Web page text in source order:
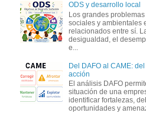
ODS y desarrollo local
Los grandes
sociales y ambientales
relacionados entre sí.
desigualdad, el
e...
Del DAFO al CAME:
acción
El análisis DAFO
situación de una
identificar fortalezas,
oportunidades y